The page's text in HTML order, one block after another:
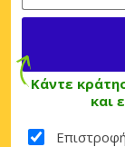
Κάντε
και